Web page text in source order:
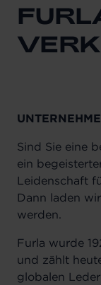
Sind Sie eine
ein
Leidenschaft
Dann laden
werden.
Furla wurde
und zählt
globalen